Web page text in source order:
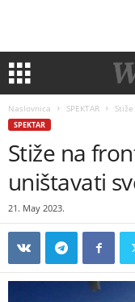
Naslovnica SPEKTAR
SPEKTAR
Stiže na
uništavati
21. May 2023.